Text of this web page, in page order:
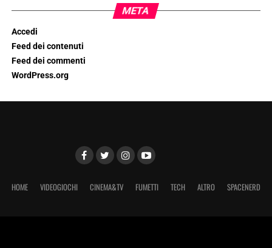
META
Accedi
Feed dei contenuti
Feed dei commenti
WordPress.org
HOME VIDEOGIOCHI CINEMA&TV FUMETTI TECH ALTRO SPACENERD